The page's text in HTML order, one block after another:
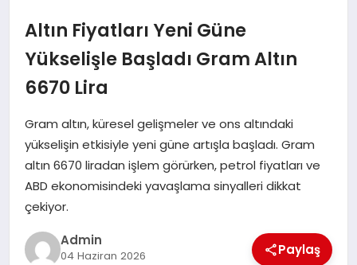
DÜNYA
SIYASET
EKONOMI
MERSIN
EĞITIM
Altın Fiyatları Yeni Güne
Yükselişle Başladı Gram Altın
6670 Lira
Gram altın, küresel gelişmeler ve ons altındaki
yükselişin etkisiyle yeni güne artışla başladı. Gram
altın 6670 liradan işlem görürken, petrol fiyatları ve
ABD ekonomisindeki yavaşlama sinyalleri dikkat
çekiyor.
Admin
04 Haziran 2026 Paylaş